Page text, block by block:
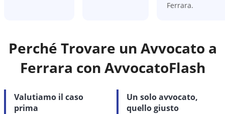
Ferrara.
Perché Trovare un Avvocato a
Ferrara con AvvocatoFlash
Valutiamo il caso
prima
Un solo avvocato,
quello giusto